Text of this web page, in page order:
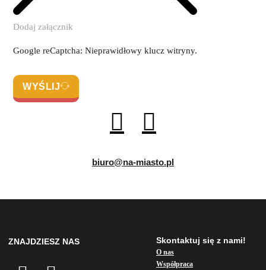
Dodaj załącznik
Google reCaptcha: Nieprawidłowy klucz witryny.
WYŚLIJ
biuro@na-miasto.pl
ZNAJDZIESZ NAS Skontaktuj się z nami!
O nas
Współpraca